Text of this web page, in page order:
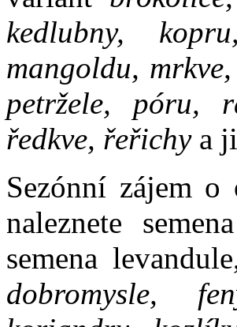
kedlubny,
mangoldu,
petržele, póru,
ředkve, řeřichya
Sezónní zájem
naleznete
semena
dobromysle,